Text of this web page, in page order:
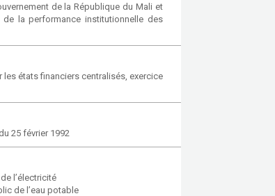
de la République du Mali et
de la performance institutionnelle des
les états financiers centralisés, exercice
25 février 1992
l’électricité
de l’eau potable